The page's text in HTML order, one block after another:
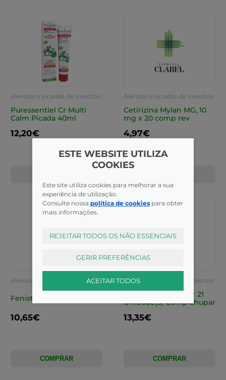
Alergias e picadas de insectos
Puressentiel Cr Multi
Calm Picada 40ml
12,20€
Alergias e picadas de insectos
Cetirizina Mylan MG, 10
mg x 20 comp rev
4,97€
Alergias e picadas de insectos
Fenistil Gel
10,65€
COMPRAR
Alergias e picadas de insectos
Cetix , 10 mg Blister 21
Unidade(s) Comp chupar
13,35€
COMPRAR
ESTE WEBSITE UTILIZA
COOKIES
Este site utiliza cookies para melhorar a sua
experiência de utilização.
Consulte nossa política de cookies para obter
mais informações.
REJEITAR TODOS OS NÃO ESSENCIAIS
GERIR PREFERÊNCIAS
ACEITAR TODOS